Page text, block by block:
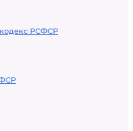
РСФСР